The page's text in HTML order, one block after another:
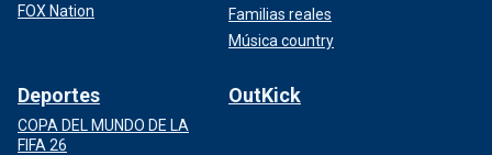
FOX Nation
Familias reales
Música country
Deportes
COPA DEL MUNDO DE LA
FIFA 26
OutKick